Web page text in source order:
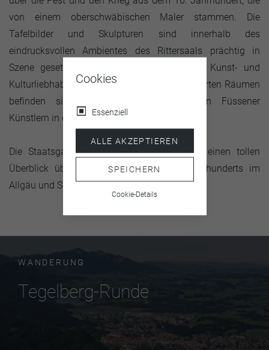
von einem oberschwäbischen Maler stammen. Die
Tafelbilder und Skulpturen sind innerhalb des
eindrucksvollen Ambientes des Rittersaals prächtig in
Szene gesetzt und lassen die Herzen von Kunst- und
Kulturliebhabern höher schlagen. In benachbarten Räumen
befinden sich außerdem Kunstwerke von Füssener
Künstlern in der städtischen Gemäldegalerie.
Die Staatsgalerie im Hohen Schloss bietet einen tollen
Überblick über die Kunst des 15./16. Jahrhunderts im
Allgäu und Schwaben.
WANDERUNG
Tegelberg-Runde
Cookies
Essenziell
ALLE AKZEPTIEREN
SPEICHERN
Cookie-Details